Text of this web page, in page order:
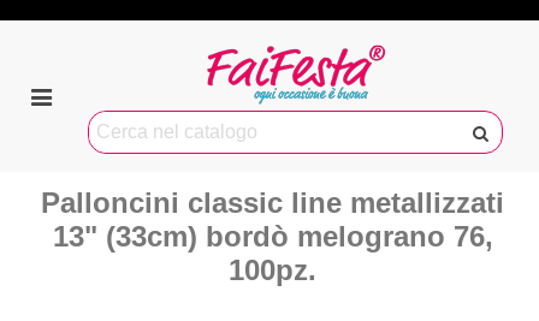
Palloncini classic line metallizzati
13" (33cm) bordò melograno 76,
100pz.